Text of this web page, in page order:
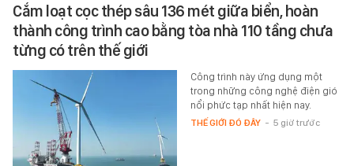
Cắm loạt cọc thép sâu 136 mét giữa biển, hoàn
thành công trình cao bằng tòa nhà 110 tầng chưa
từng có trên thế giới
Công trình này ứng dụng một
trong những công nghệ điện gió
nổi phức tạp nhất hiện nay.
THẾ GIỚI ĐÓ ĐÂY - 5 giờ trước